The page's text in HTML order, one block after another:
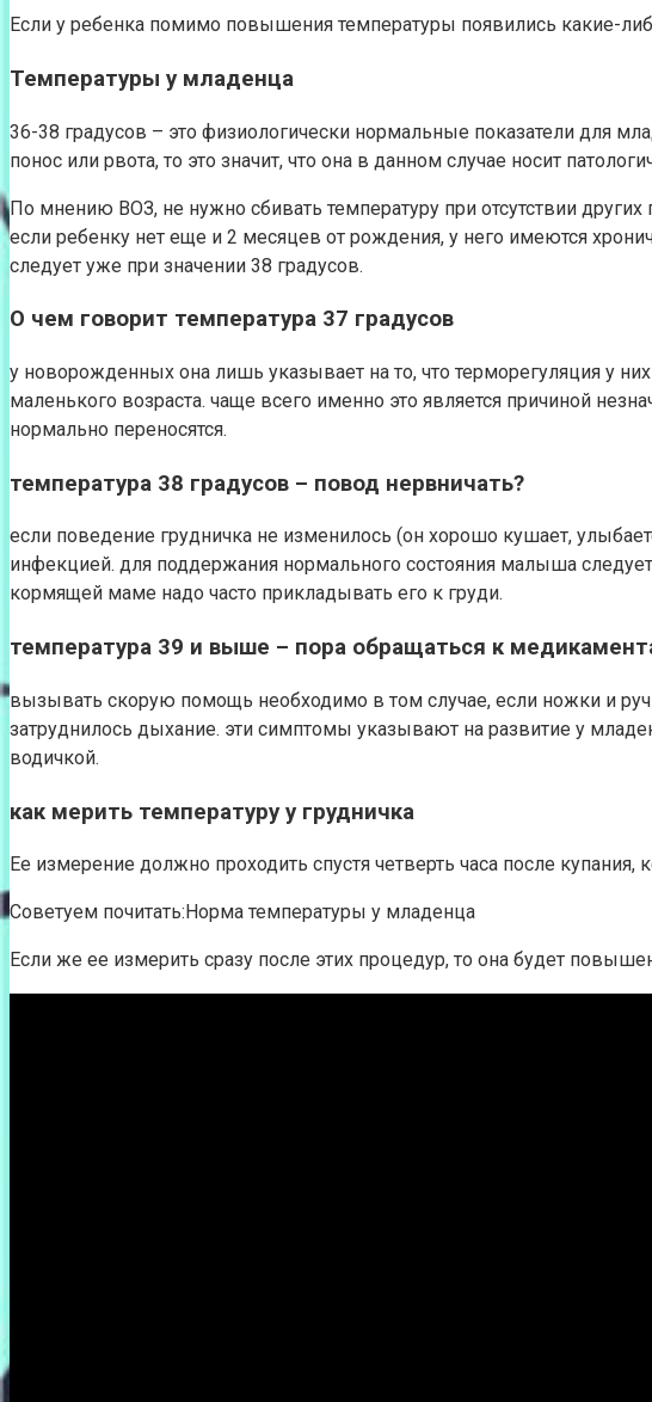
Если у ребенка помимо повышения температуры появились какие-
Температуры у младенца
36-38 градусов – это физиологически нормальные показатели для
понос или рвота, то это значит, что она в данном случае носит
По мнению ВОЗ, не нужно сбивать температуру при отсутствии
если ребенку нет еще и 2 месяцев от рождения, у него имеются
следует уже при значении 38 градусов.
О чем говорит температура 37 градусов
у новорожденных она лишь указывает на то, что терморегуляция у
маленького возраста. чаще всего именно это является причиной
нормально переносятся.
температура 38 градусов – повод нервничать?
если поведение грудничка не изменилось (он хорошо кушает,
инфекцией. для поддержания нормального состояния малыша
кормящей маме надо часто прикладывать его к груди.
температура 39 и выше – пора обращаться к
вызывать скорую помощь необходимо в том случае, если ножки и
затруднилось дыхание. эти симптомы указывают на развитие у
водичкой.
как мерить температуру у грудничка
Ее измерение должно проходить спустя четверть часа после
Советуем почитать:Норма температуры у младенца
Если же ее измерить сразу после этих процедур, то она будет